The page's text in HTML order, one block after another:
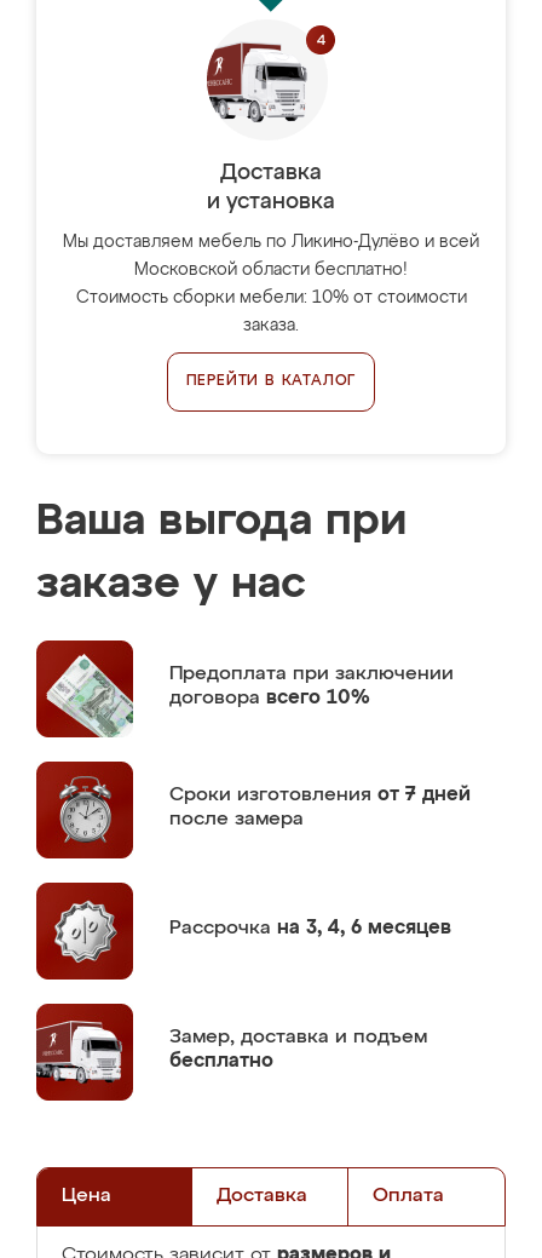
Доставка
и установка
Мы доставляем мебель по Ликино-Дулёво и всей
Московской области бесплатно!
Стоимость сборки мебели: 10% от стоимости
заказа.
ПЕРЕЙТИ В КАТАЛОГ
Ваша выгода при
заказе у нас
Предоплата при заключении
договора всего 10%
Сроки изготовления от 7 дней
после замера
Рассрочка на 3, 4, 6 месяцев
Замер, доставка и подъем
бесплатно
Цена Доставка Оплата